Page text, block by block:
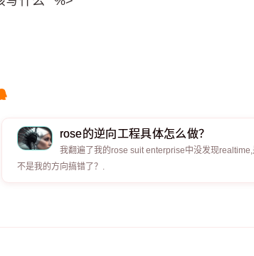
rose的逆向工程具体怎么做？
我翻遍了我的rose suit enterprise中没发现realtime,
不是我的方向搞错了？.